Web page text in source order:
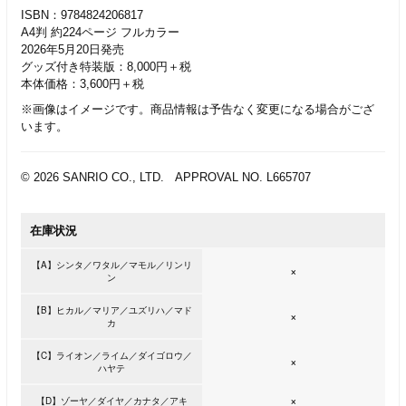
ISBN：9784824206817
A4判 約224ページ フルカラー
2026年5月20日発売
グッズ付き特装版：8,000円＋税
本体価格：3,600円＋税
※画像はイメージです。商品情報は予告なく変更になる場合がござ
います。
© 2026 SANRIO CO., LTD. APPROVAL NO. L665707
在庫状況
【A】シンタ／ワタル／マモル／リンリ
ン
×
【B】ヒカル／マリア／ユズリハ／マド
カ
×
【C】ライオン／ライム／ダイゴロウ／
ハヤテ
×
【D】ゾーヤ／ダイヤ／カナタ／アキ ×